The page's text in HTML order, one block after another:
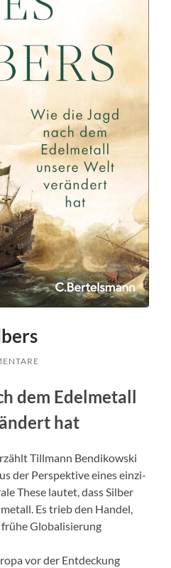
dem Edel­met­all
hat
Till­mann Bendikows­ki
der Per­spek­tive eines einzi­
These lautet, dass Sil­ber
Es trieb den Han­del,
Glob­al­isierung
vor der Ent­deck­ung